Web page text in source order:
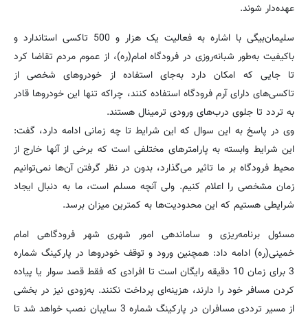
عهده‌دار شوند.
سلیمان‌بیگی با اشاره به فعالیت یک هزار و 500 تاکسی استاندارد و
باکیفیت به‌طور شبانه‌روزی در فرودگاه امام(ره)، از عموم مردم تقاضا کرد
تا جایی که امکان دارد به‌‌جای استفاده از خودروهای شخصی از
تاکسی‌های دارای آرم فرودگاه استفاده کنند، چراکه تنها این خودروها قادر
به تردد تا جلوی درب‌های ورودی ترمینال هستند.
وی در پاسخ به این سوال که این شرایط تا چه زمانی ادامه دارد، گفت:
این شرایط وابسته به پارامترهای مختلفی است که برخی از آنها خارج از
محیط فرودگاه بر ما تاثیر می‌گذارد، بدون در نظر گرفتن آن‌ها نمی‌توانیم
زمان مشخصی را اعلام کنیم. ولی آنچه مسلم است، ما به دنبال ایجاد
شرایطی هستیم که این محدودیت‌ها به کمترین میزان برسد.
مسئول برنامه‌ریزی و ساماندهی امور شهری شهر فرودگاهی امام
خمینی(ره) ادامه داد: همچنین ورود و توقف خودروها در پارکینگ شماره
3 برای زمان 10 دقیقه رایگان است تا افرادی که فقط قصد سوار یا پیاده
کردن مسافر خود را دارند، هزینه‌ای پرداخت نکنند. به‌زودی نیز در بخشی
از مسیر ترددی مسافران در پارکینگ شماره 3 سایبان نصب خواهد شد تا